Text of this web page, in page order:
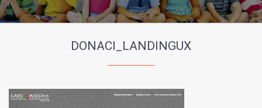
DONACI_LANDINGUX